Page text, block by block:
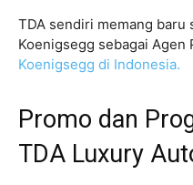
TDA sendiri memang
Koenigsegg sebagai Agen
Koenigsegg di Indonesia.
Promo dan
TDA Luxury